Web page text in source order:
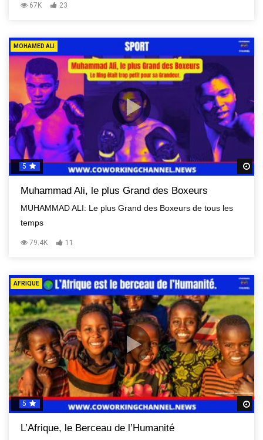
67K 23
MOHAMED ALI
5
Muhammad Ali, le plus Grand des Boxeurs
MUHAMMAD ALI: Le plus Grand des Boxeurs de tous les
temps
79.4K 11
AFRIQUE
5
L’Afrique, le Berceau de l’Humanité